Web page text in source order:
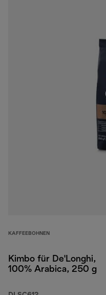
KAFFEEBOHNEN
Kimbo für De'Longhi,
100% Arabica, 250 g